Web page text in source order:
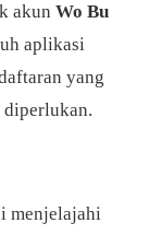
akunWo Bu
aplikasi
yang
diperlukan.
menjelajahi